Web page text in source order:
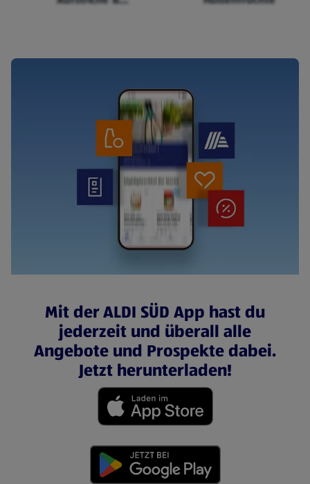
Mit der ALDI SÜD App hast du
jederzeit und überall alle
Angebote und Prospekte dabei.
Jetzt herunterladen!